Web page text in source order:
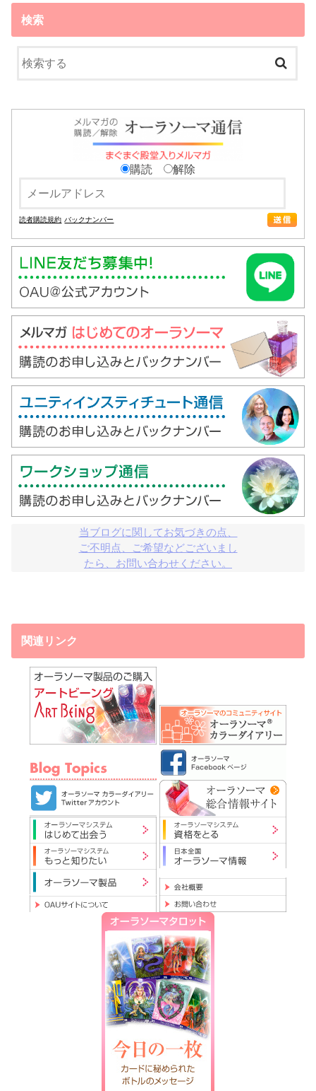
検索
購読 解除
読者購読規約 バックナンバー
当ブログに関してお気づきの点、
ご不明点、ご希望などございまし
たら、お問い合わせください。
関連リンク